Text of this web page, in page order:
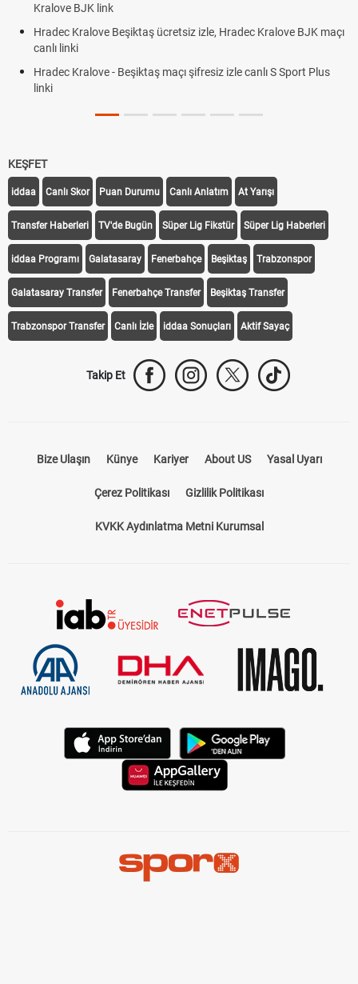
Kralove BJK link
Hradec Kralove Beşiktaş ücretsiz izle, Hradec Kralove BJK maçı
canlı linki
Hradec Kralove - Beşiktaş maçı şifresiz izle canlı S Sport Plus
linki
KEŞFET
iddaa Canlı Skor Puan Durumu Canlı Anlatım At Yarışı
Transfer Haberleri TV'de Bugün Süper Lig Fikstür Süper Lig Haberleri
iddaa Programı Galatasaray Fenerbahçe Beşiktaş Trabzonspor
Galatasaray Transfer Fenerbahçe Transfer Beşiktaş Transfer
Trabzonspor Transfer Canlı İzle iddaa Sonuçları Aktif Sayaç
Takip Et
Bize Ulaşın Künye Kariyer About US Yasal Uyarı
Çerez Politikası Gizlilik Politikası
KVKK Aydınlatma Metni Kurumsal